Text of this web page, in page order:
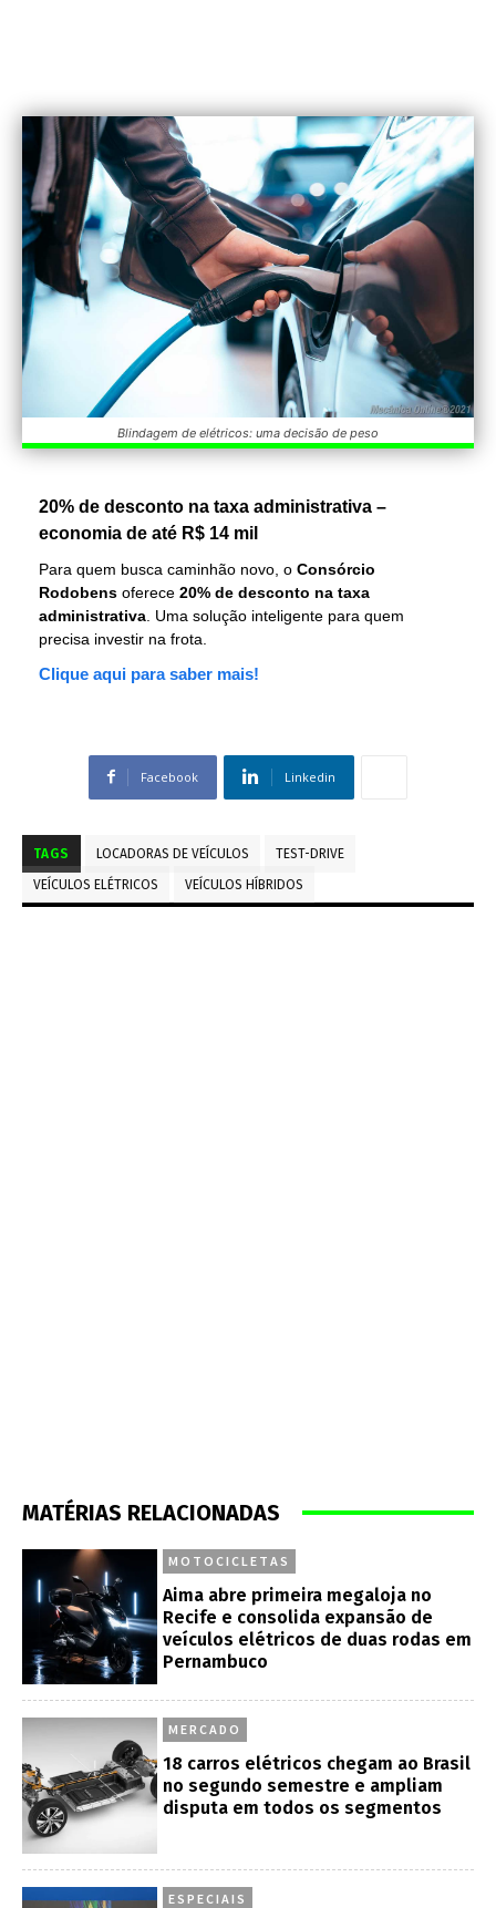
Blindagem de elétricos: uma decisão de peso
20% de desconto na taxa administrativa –
economia de até R$ 14 mil
Para quem busca caminhão novo, o Consórcio
Rodobens oferece 20% de desconto na taxa
administrativa . Uma solução inteligente para quem
precisa investir na frota.
Clique aqui para saber mais!
Facebook Linkedin
TAGS LOCADORAS DE VEÍCULOS
TEST-DRIVE
VEÍCULOS ELÉTRICOS
VEÍCULOS HÍBRIDOS
MATÉRIAS RELACIONADAS
MOTOCICLETAS
Aima abre primeira megaloja no
Recife e consolida expansão de
veículos elétricos de duas rodas em
Pernambuco
MERCADO
18 carros elétricos chegam ao Brasil
no segundo semestre e ampliam
disputa em todos os segmentos
ESPECIAIS